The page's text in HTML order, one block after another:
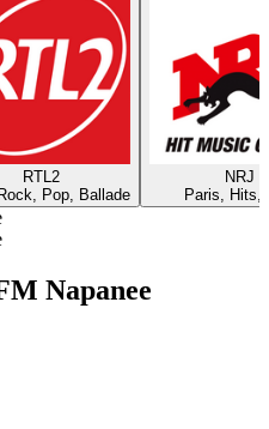
RTL2
Pop, Ballade
NRJ
Paris, Hits,
Napanee